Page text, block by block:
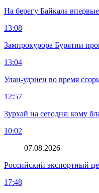
На берегу Байкала
13:08
Зампрокурора Бурятии
13:04
Улан-удэнец во время
12:57
Зурхай на сегодня: кому
10:02
07.08.2026
Российский экспортный
17:48